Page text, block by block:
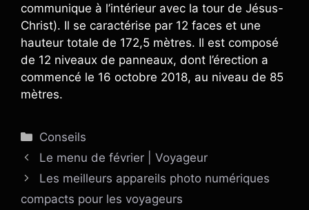
communique à l’intérieur avec la tour de Jésus-
Christ). Il se caractérise par 12 faces et une
hauteur totale de 172,5 mètres. Il est composé
de 12 niveaux de panneaux, dont l’érection a
commencé le 16 octobre 2018, au niveau de 85
mètres.
Catégories
Conseils
Le menu de février | Voyageur
Les meilleurs appareils photo numériques
compacts pour les voyageurs